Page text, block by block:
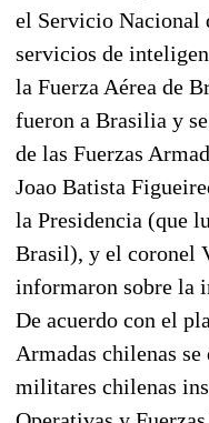
el Servicio Nacional
servicios de
la Fuerza Aérea de
fueron a Brasilia y
de las Fuerzas
Joao Batista
la Presidencia (que
Brasil), y el coronel
informaron sobre la
De acuerdo con el
Armadas chilenas
militares chilenas